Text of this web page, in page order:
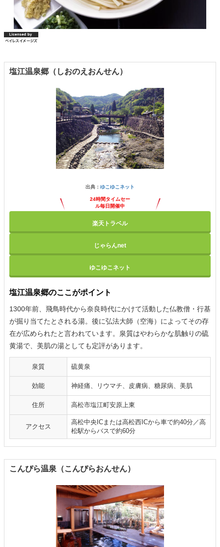
塩江温泉郷（しおのえおんせん）
出典： ゆこゆこネット
24時間タイムセー
ル毎日開催中
楽天トラベル
じゃらんnet
ゆこゆこネット
塩江温泉郷のここがポイント
1300年前、飛鳥時代から奈良時代にかけて活動した仏教僧・行基
が掘り当てたとされる湯。後に弘法大師（空海）によってその存
在が広められたと言われています。泉質はやわらかな肌触りの硫
黄湯で、美肌の湯としても定評があります。
泉質 硫黄泉
効能 神経痛、リウマチ、皮膚病、糖尿病、美肌
住所 高松市塩江町安原上東
アクセス
高松中央ICまたは高松西ICから車で約40分／高
松駅からバスで約60分
こんぴら温泉（こんぴらおんせん）